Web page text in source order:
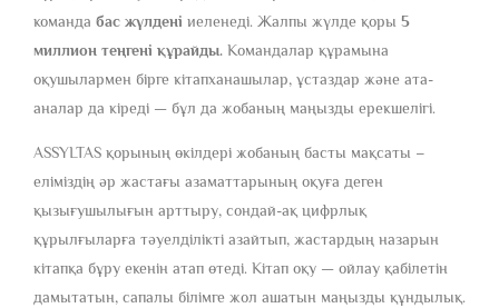
команда бас жүлдені иеленеді. Жалпы жүлде қоры 5
миллион теңгені құрайды. Командалар құрамына
оқушылармен бірге кітапханашылар, ұстаздар және ата-
аналар да кіреді — бұл да жобаның маңызды ерекшелігі.
ASSYLTAS қорының өкілдері жобаның басты мақсаты –
еліміздің әр жастағы азаматтарының оқуға деген
қызығушылығын арттыру, сондай-ақ цифрлық
құрылғыларға тәуелділікті азайтып, жастардың назарын
кітапқа бұру екенін атап өтеді. Кітап оқу — ойлау қабілетін
дамытатын, сапалы білімге жол ашатын маңызды құндылық.